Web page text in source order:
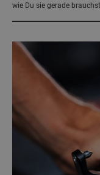
wie Du sie gerade